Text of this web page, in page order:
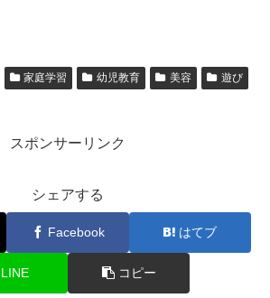
家庭学習 幼児教育 美容
遊び
スポンサーリンク
シェアする
Facebook はてブ
LINE コピー